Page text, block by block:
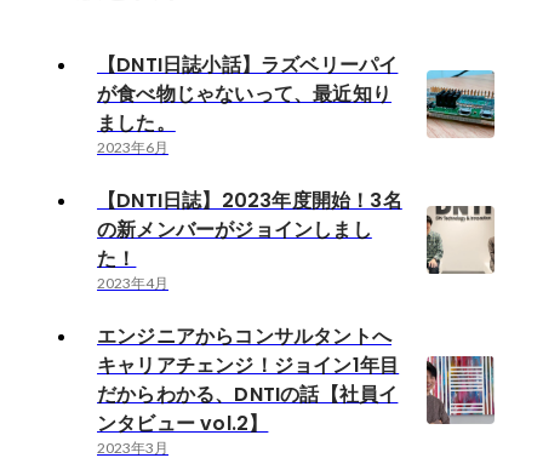
【DNTI日誌小話】ラズベリーパイ
が食べ物じゃないって、最近知り
ました。
2023年6月
【DNTI日誌】2023年度開始！3名
の新メンバーがジョインしまし
た！
2023年4月
エンジニアからコンサルタントへ
キャリアチェンジ！ジョイン1年目
だからわかる、DNTIの話【社員イ
ンタビュー vol.2】
2023年3月